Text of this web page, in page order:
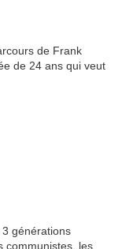
de Frank
de 24 ans qui veut
générations
communistes, les